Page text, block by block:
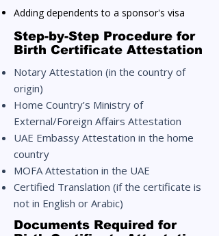
Adding dependents to a sponsor's visa
Step-by-Step Procedure for
Birth Certificate Attestation
Notary Attestation (in the country of
origin)
Home Country’s Ministry of
External/Foreign Affairs Attestation
UAE Embassy Attestation in the home
country
MOFA Attestation in the UAE
Certified Translation (if the certificate is
not in English or Arabic)
Documents Required for